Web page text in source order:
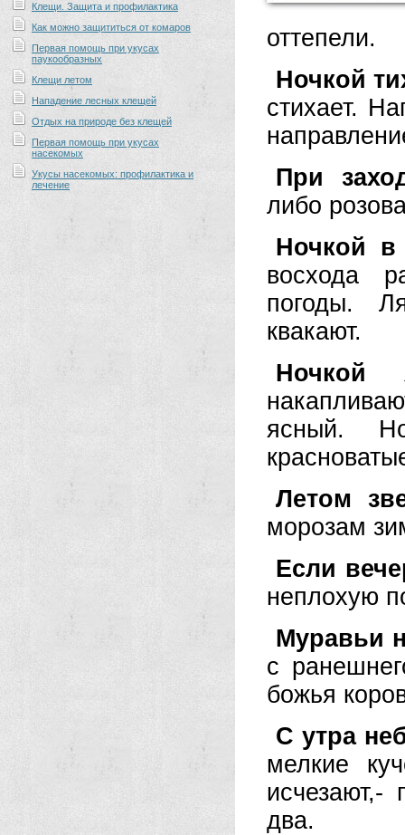
Клещи. Защита и профилактика
Как можно защититься от комаров
Первая помощь при укусах
паукообразных
Клещи летом
Нападение лесных клещей
Отдых на природе без клещей
Первая помощь при укусах
насекомых
Укусы насекомых: профилактика и
лечение
оттепели.
Ночкой
стихает.
При
либо
Ночкой в
восхода
погоды.
квакают.
Ночкой
ясный.
Летом
морозам
Если
неплохую
Муравьи
с
божья
С утра
мелкие
исчезают,-
два.